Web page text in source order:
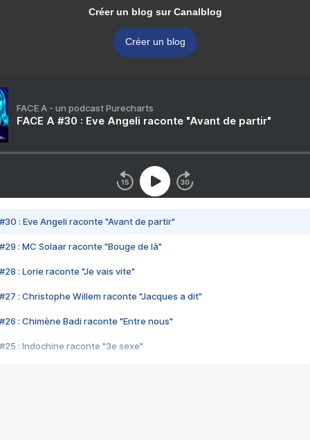
Créer un blog sur Canalblog
Créer un blog
FACE A - un podcast Purecharts
FACE A #30 : Eve Angeli raconte "Avant de partir"
#30 : Eve Angeli raconte "Avant de partir"
#29 : MC Solaar raconte "Bouge de là"
#28 : Lorie raconte "Je vais vite"
#27 : Christophe Willem raconte "Jacques a dit"
#26 : Chimène Badi raconte "Entre nous"
#25 : Indochine raconte "3e sexe"